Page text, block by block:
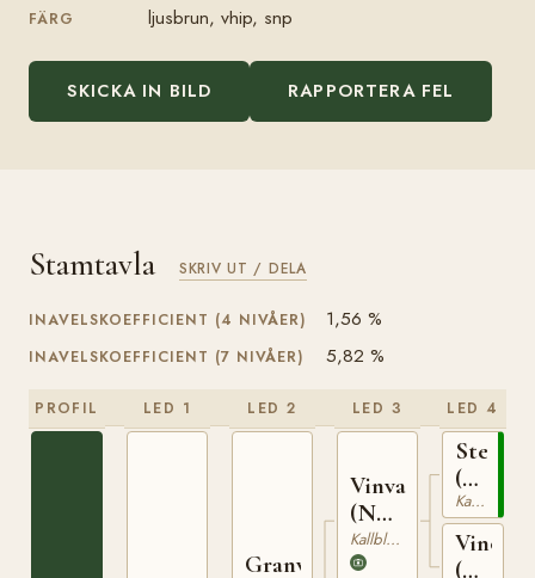
FÄRG ljusbrun, vhip, snp
SKICKA IN BILD RAPPORTERA FEL
Stamtavla SKRIV UT / DELA
INAVELSKOEFFICIENT (4 NIVÅER) 1,56 %
INAVELSKOEFFICIENT (7 NIVÅER) 5,82 %
PROFIL LED 1 LED 2
Granvar
LED 3
Vinvar
(NO)
T-
230
Kallblodig Travare
LED 4
Stegg
(NO)
T-
169
Kallblodig Travare
Vinoga
(NO)